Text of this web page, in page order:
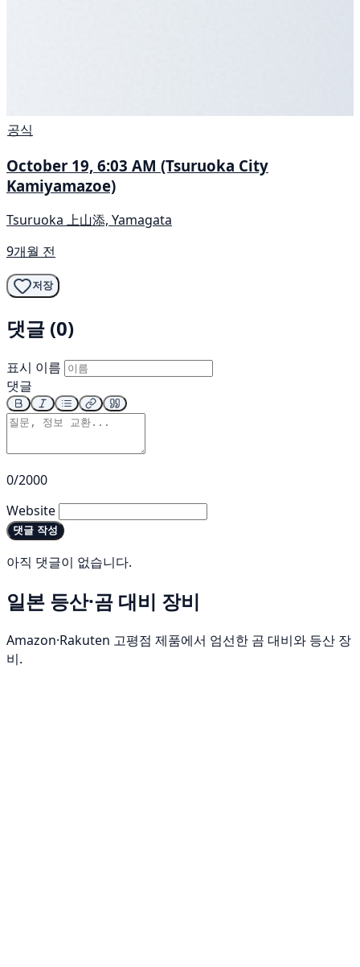
공식
October 19, 6:03 AM (Tsuruoka City
Kamiyamazoe)
Tsuruoka 上山添, Yamagata
9개월 전
저장
댓글 (0)
표시 이름
댓글
0/2000
Website
댓글 작성
아직 댓글이 없습니다.
일본 등산·곰 대비 장비
Amazon·Rakuten 고평점 제품에서 엄선한 곰 대비와 등산 장
비.